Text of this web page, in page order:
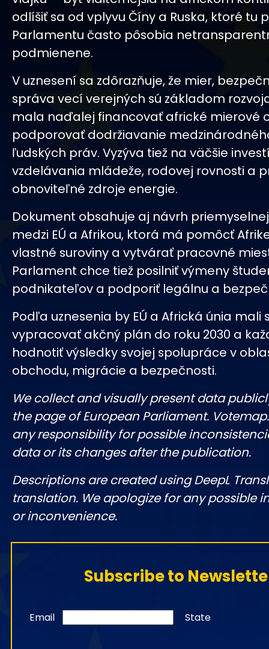
odlíšiť sa od vplyvu Číny a Ruska, ktoré tu
Parlamentu často pôsobia
podmienene.
V uznesení sa zdôrazňuje, že mier,
správa vecí verejných sú základom
mala naďalej financovať africké mierové
podporovať dodržiavanie
ľudských práv. Vyzýva tiež na väčšie
vzdelávania mládeže, rodovej rovnosti a
obnoviteľné zdroje energie.
Dokument obsahuje aj návrh
medzi EÚ a Afrikou, ktorá má pomôcť
vlastné suroviny a vytvárať pracovné
Parlament chce tiež posilniť výmeny
podnikateľov a podporiť legálnu a
Podľa uznesenia by EÚ a Africká únia mali
vypracovať akčný plán do roku 2030 a
hodnotiť výsledky svojej spolupráce v
obchodu, migrácie a bezpečnosti.
We collect and visually present data
the page of European Parliament.
any responsibility for possible
data or its changes after the publication.
Descriptions are created using DeepL
translation. We apologize for any possible
or inconvenience.
Subscribe to
Email State